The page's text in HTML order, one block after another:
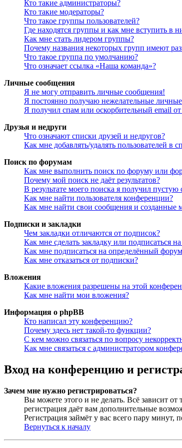
Кто такие администраторы?
Кто такие модераторы?
Что такое группы пользователей?
Где находятся группы и как мне вступить в
Как мне стать лидером группы?
Почему названия некоторых групп имеют
Что такое группа по умолчанию?
Что означает ссылка «Наша команда»?
Личные сообщения
Я не могу отправить личные сообщения!
Я постоянно получаю нежелательные
Я получил спам или оскорбительный email
Друзья и недруги
Что означают списки друзей и недругов?
Как мне добавлять/удалять пользователей в
Поиск по форумам
Как мне выполнить поиск по форуму или
Почему мой поиск не даёт результатов?
В результате моего поиска я получил пустую
Как мне найти пользователя конференции?
Как мне найти свои сообщения и созданные
Подписки и закладки
Чем закладки отличаются от подписок?
Как мне сделать закладку или подписаться
Как мне подписаться на определённый
Как мне отказаться от подписки?
Вложения
Какие вложения разрешены на этой
Как мне найти мои вложения?
Информация о phpBB
Кто написал эту конференцию?
Почему здесь нет такой-то функции?
С кем можно связаться по вопросу
Как мне связаться с администратором
Вход на конференцию и
Зачем мне нужно регистрироваться?
Вы можете этого и не делать. Всё зависит
регистрация даёт вам дополнительные
Регистрация займёт у вас всего пару минут,
Вернуться к началу